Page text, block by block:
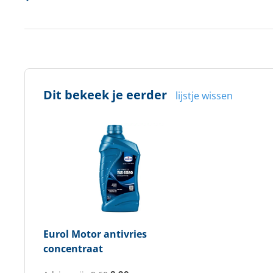
Dit bekeek je eerder lijstje wissen
Eurol Motor antivries
concentraat